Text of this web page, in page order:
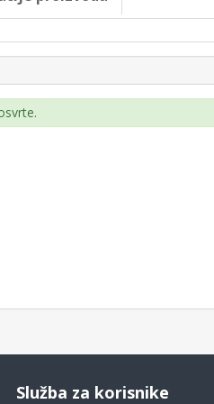
Služba za korisnike